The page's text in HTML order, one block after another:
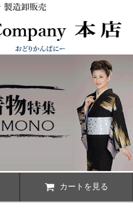
カートを見る